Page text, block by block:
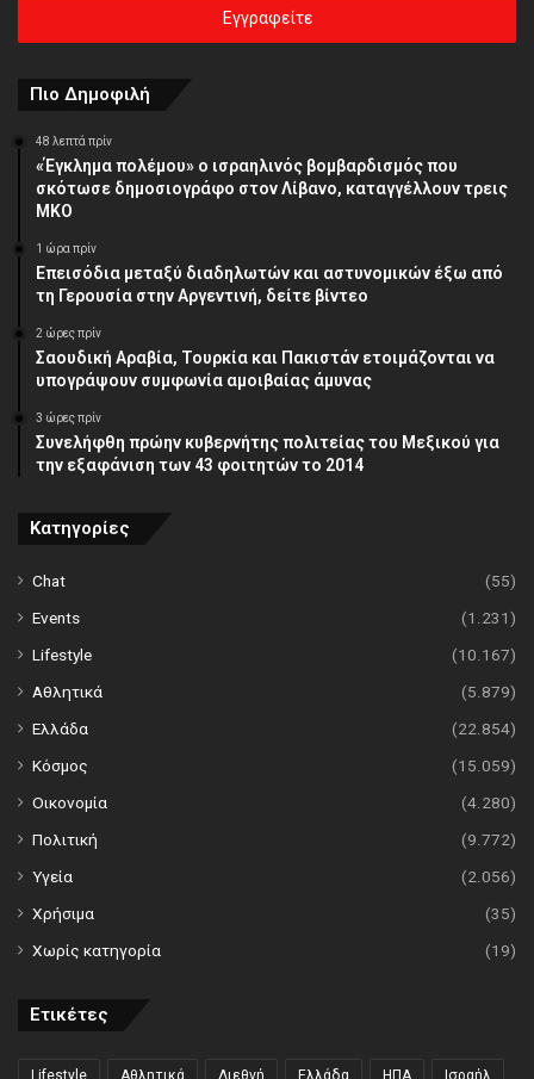
διεύθυνση
Πιο Δημοφιλή
48 λεπτά πρίν
«Έγκλημα πολέμου» ο ισραηλινός βομβαρδισμός που
σκότωσε δημοσιογράφο στον Λίβανο, καταγγέλλουν τρεις
ΜΚΟ
1 ώρα πρίν
Επεισόδια μεταξύ διαδηλωτών και αστυνομικών έξω από
τη Γερουσία στην Αργεντινή, δείτε βίντεο
2 ώρες πρίν
Σαουδική Αραβία, Τουρκία και Πακιστάν ετοιμάζονται να
υπογράψουν συμφωνία αμοιβαίας άμυνας
3 ώρες πρίν
Συνελήφθη πρώην κυβερνήτης πολιτείας του Μεξικού για
την εξαφάνιση των 43 φοιτητών το 2014
Κατηγορίες
Chat
(55)
Events
(1.231)
Lifestyle
(10.167)
Αθλητικά
(5.879)
Ελλάδα
(22.854)
Κόσμος
(15.059)
Οικονομία
(4.280)
Πολιτική
(9.772)
Υγεία
(2.056)
Χρήσιμα
(35)
Χωρίς κατηγορία
(19)
Ετικέτες
Lifestyle Αθλητικά Διεθνή Ελλάδα ΗΠΑ Ισραήλ